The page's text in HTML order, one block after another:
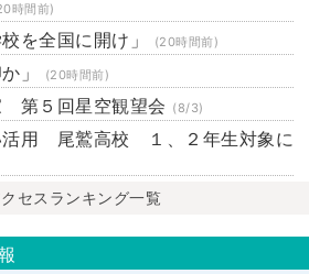
時間前)
を全国に開け」 (20時間前)
」 (20時間前)
第５回星空観望会 (8/3)
活用 尾鷲高校 １、２年生対象に
セスランキング一覧